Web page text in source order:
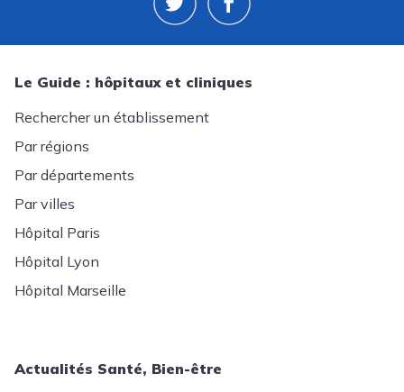
Le Guide : hôpitaux et cliniques
Rechercher un établissement
Par régions
Par départements
Par villes
Hôpital Paris
Hôpital Lyon
Hôpital Marseille
Actualités Santé, Bien-être